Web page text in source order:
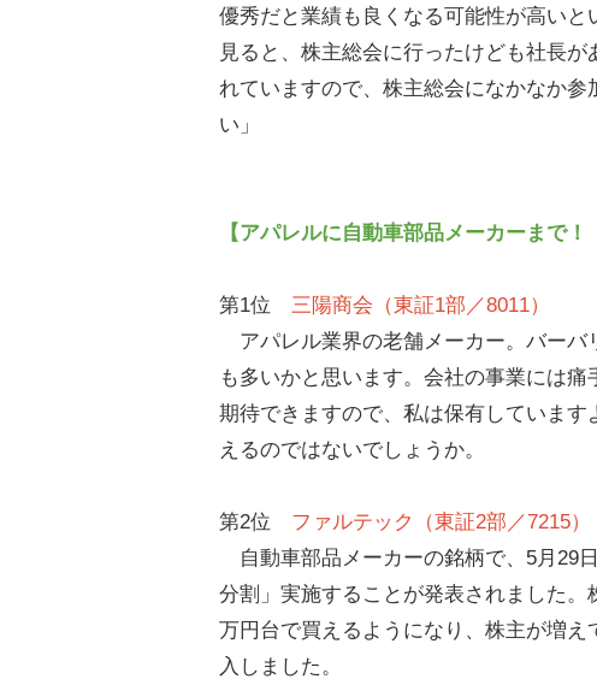
優秀だと業績も良くなる可能性が高い
見ると、株主総会に行ったけども社長
れていますので、株主総会になかなか
い」
【アパレルに自動車部品メーカーまで
第1位 三陽商会（東証1部／8011）
アパレル業界の老舗メーカー。バーバ
も多いかと思います。会社の事業には
期待できますので、私は保有していま
えるのではないでしょうか。
第2位 ファルテック（東証2部／7215）
自動車部品メーカーの銘柄で、5月29
分割」実施することが発表されました
万円台で買えるようになり、株主が増
入しました。